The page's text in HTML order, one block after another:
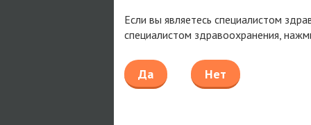
Если вы являетесь специалистом
специалистом здравоохранения,
Да Нет